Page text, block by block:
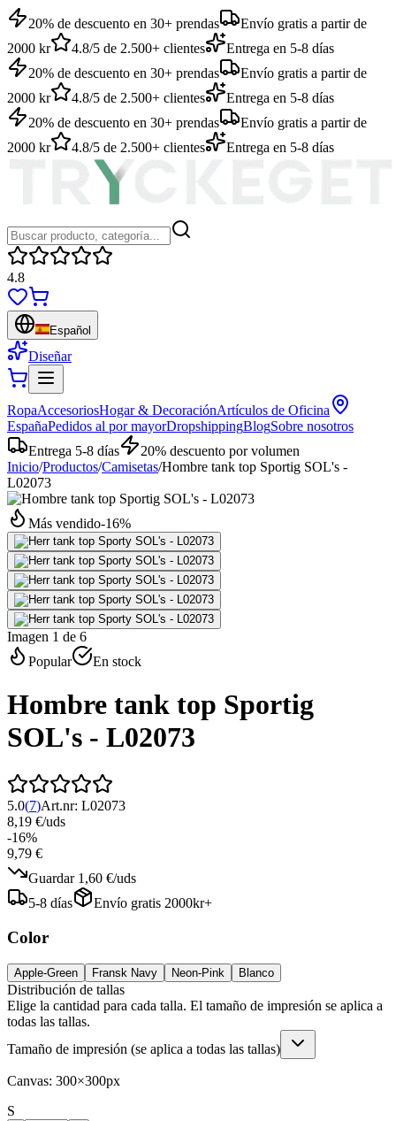
20% de descuento en 30+ prendas
Envío gratis a partir de
2000 kr
4.8/5 de 2.500+ clientes
Entrega en 5-8 días
20% de descuento en 30+ prendas
Envío gratis a partir de
2000 kr
4.8/5 de 2.500+ clientes
Entrega en 5-8 días
20% de descuento en 30+ prendas
Envío gratis a partir de
2000 kr
4.8/5 de 2.500+ clientes Entrega en 5-8 días
4.8
Español
Diseñar
RopaAccesoriosHogar & DecoraciónArtículos de Oficina
EspañaPedidos al por mayorDropshippingBlogSobre nosotros
Entrega 5-8 días
20% descuento por volumen
Inicio/Productos/Camisetas/Hombre tank top Sportig SOL's -
L02073
Más vendido-16%
Imagen 1 de 6
Popular
En stock
Hombre tank top Sportig
SOL's - L02073
5.0(7)Art.nr: L02073
8,19 €/uds
-16%
9,79 €
Guardar 1,60 €/uds
5-8 días
Envío gratis 2000kr+
Color
Apple-Green Fransk Navy Neon-Pink Blanco
Distribución de tallas
Elige la cantidad para cada talla. El tamaño de impresión se aplica a
todas las tallas.
Tamaño de impresión (se aplica a todas las tallas)
Canvas: 300×300px
S